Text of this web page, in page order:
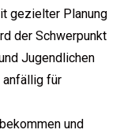
gezielter Planung
der Schwerpunkt
Jugendlichen
für
und